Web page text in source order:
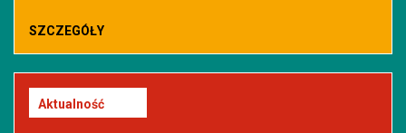
SZCZEGÓŁY
Aktualność